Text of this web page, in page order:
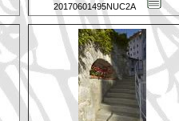
20170601495NUC2A